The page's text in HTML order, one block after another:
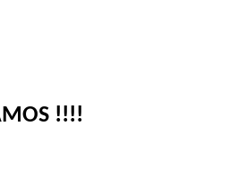
!!!!